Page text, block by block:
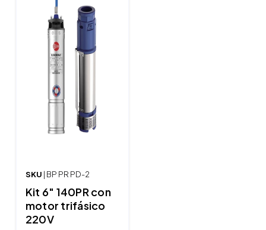
SKU | BP PR PD-2
Kit 6" 140PR con
motor trifásico
220V